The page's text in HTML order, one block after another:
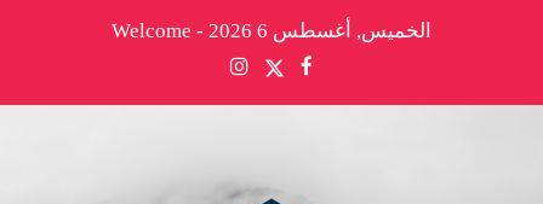
الخميس, أغسطس 6 2026 - Welcome